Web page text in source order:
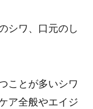
シワ、口元のし
ことが多いシワ
ア全般やエイジ